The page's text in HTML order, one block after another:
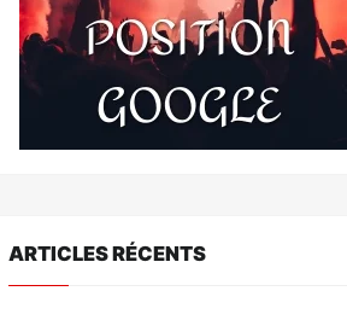
ARTICLES RÉCENTS